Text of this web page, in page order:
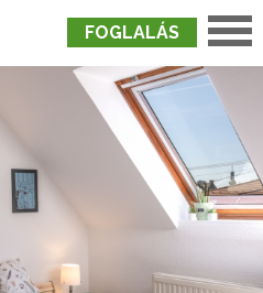
FOGLALÁS